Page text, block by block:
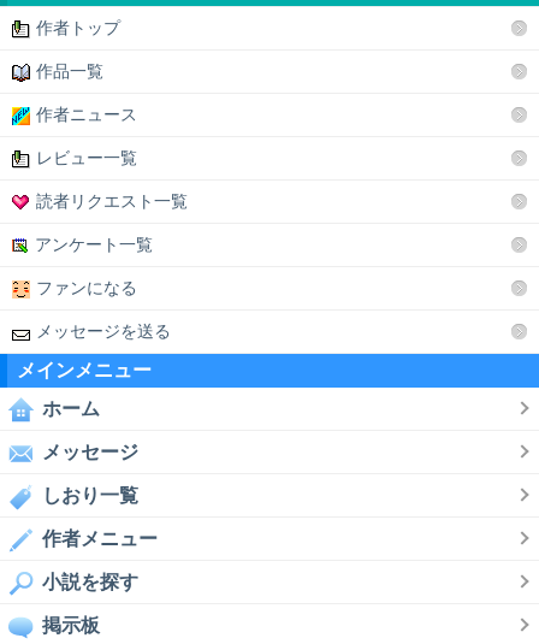
作者トップ
作品一覧
作者ニュース
レビュー一覧
読者リクエスト一覧
アンケート一覧
ファンになる
メッセージを送る
メインメニュー
ホーム
メッセージ
しおり一覧
作者メニュー
小説を探す
掲示板